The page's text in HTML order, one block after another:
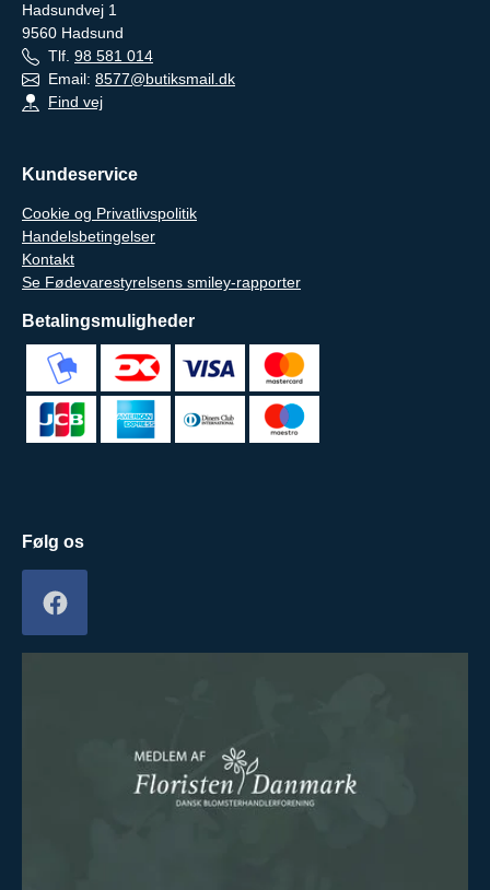
Hadsundvej 1
9560 Hadsund
Tlf. 98 581 014
Email: 8577@butiksmail.dk
Find vej
Kundeservice
Cookie og Privatlivspolitik
Handelsbetingelser
Kontakt
Se Fødevarestyrelsens smiley-rapporter
Betalingsmuligheder
Følg os